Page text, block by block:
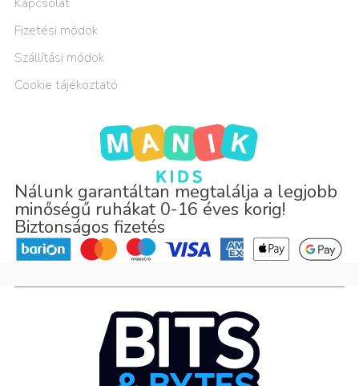
Nálunk garantáltan megtalálja a legjobb
minőségű ruhákat 0-16 éves korig!
Biztonságos fizetés
Kapcsolat
Fizetési módok
Szállítási módok
Cookie tájékoztató